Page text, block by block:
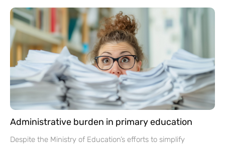
Administrative burden in primary education
Despite the Ministry of Education’s efforts to simplify